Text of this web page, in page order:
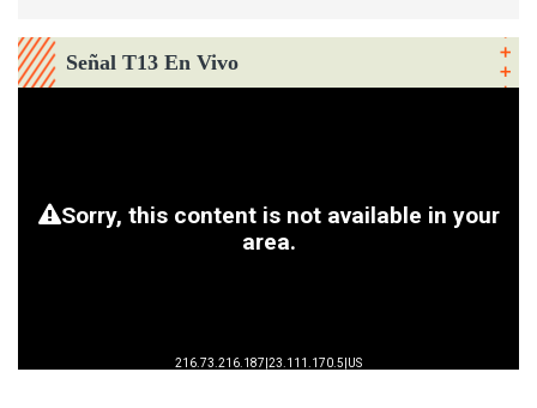
Señal T13 En Vivo